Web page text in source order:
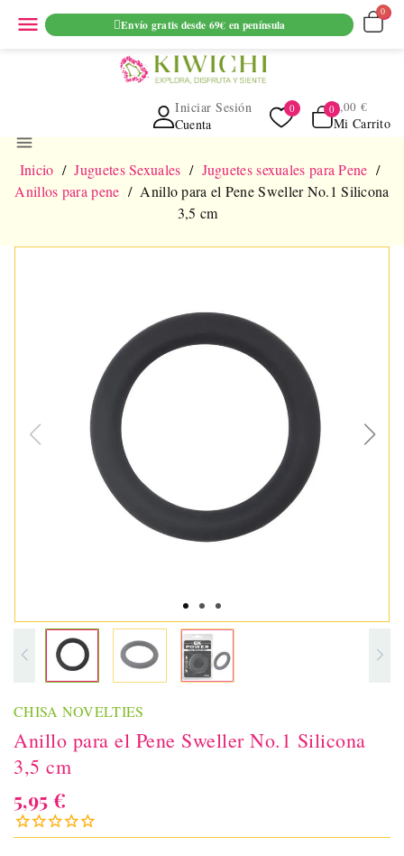
ENVIO GRATUITO EN PEDIDOS SUPERIORES A 69€ EN
PENINSULA
Cuenta
Iniciar Sesión
Mi Carrito
0,00 €
menu
Inicio Juguetes Sexuales
Juguetes sexuales para Pene
Anillos para pene
Anillo para el Pene Sweller No.1 Silicona
3,5 cm
CHISA NOVELTIES
Anillo para el Pene Sweller No.1 Silicona
3,5 cm
5,95 €
menu Envío gratis desde 69€ en península